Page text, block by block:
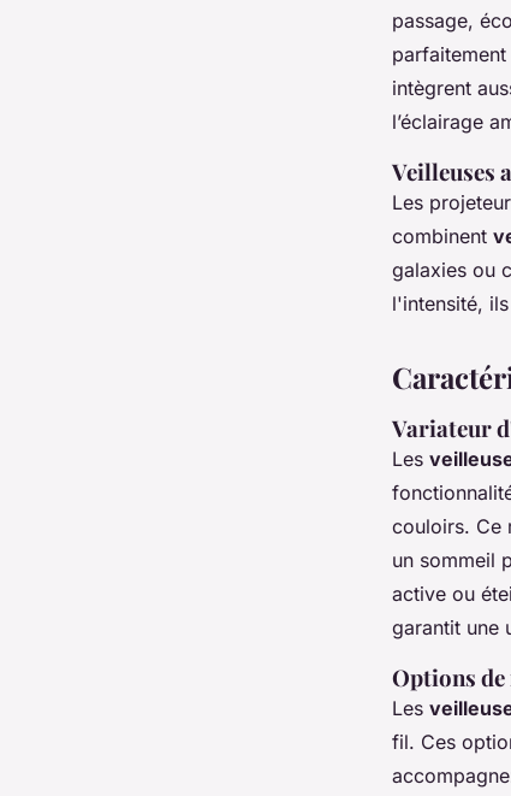
passage,
intègrent
l’éclairage
Veilleuses
Les
combinent
galaxies ou
l'intensité,
Variateur
Les
couloirs. Ce
un sommeil
active ou
garantit une
Options de
Les
fil. Ces